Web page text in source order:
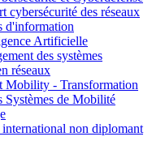
cybersécurité des réseaux
d'information
Artificielle
des systèmes
réseaux
Mobility - Transformation
Systèmes de Mobilité
non diplomant